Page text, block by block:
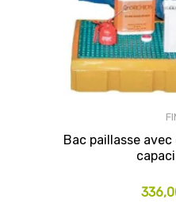
Bac paillasse